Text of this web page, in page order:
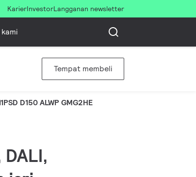
KarierInvestorLangganan newsletter
Tempat membeli
D150 ALWP GMG2HE